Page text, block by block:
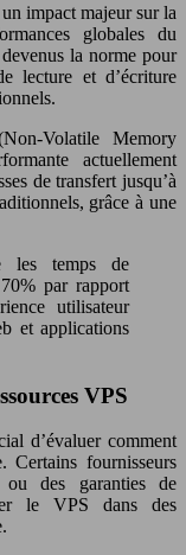
impact majeur sur la
globales du
la norme pour
lecture et d’écriture
Volatile Memory
actuellement
de transfert jusqu’à
grâce à une
les temps de
par rapport
utilisateur
et applications
VPS
d’évaluer comment
Certains fournisseurs
ou des garanties de
le VPS dans des